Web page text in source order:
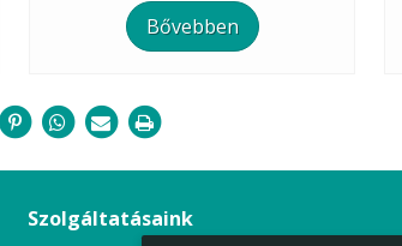
Bővebben
Szolgáltatásaink